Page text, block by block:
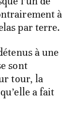
à
par terre.
à une
sont
tour, la
a fait